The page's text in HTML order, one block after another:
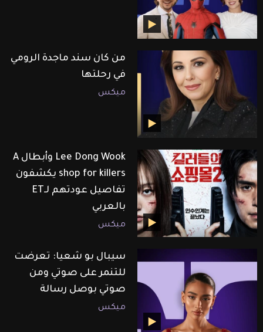
من كان سند ماجدة الرومي
في رحلتها
ميكس
Lee Dong Wook وأبطال A
shop for killers يكشفون
تفاصيل عودتهم لـET
بالعربي
ميكس
سيبال بو شعيا: تعرضت
للتنمر على صوتي ومن
صوتي بوصل رسالة
ميكس